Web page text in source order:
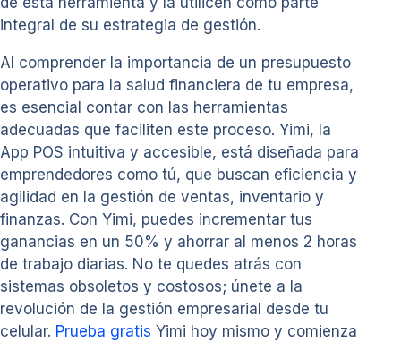
integral de su estrategia de gestión.
Al comprender la importancia de un presupuesto
operativo para la salud financiera de tu empresa,
es esencial contar con las herramientas
adecuadas que faciliten este proceso. Yimi, la
App POS intuitiva y accesible, está diseñada para
emprendedores como tú, que buscan eficiencia y
agilidad en la gestión de ventas, inventario y
finanzas. Con Yimi, puedes incrementar tus
ganancias en un 50% y ahorrar al menos 2 horas
de trabajo diarias. No te quedes atrás con
sistemas obsoletos y costosos; únete a la
revolución de la gestión empresarial desde tu
celular. Prueba gratis Yimi hoy mismo y comienza